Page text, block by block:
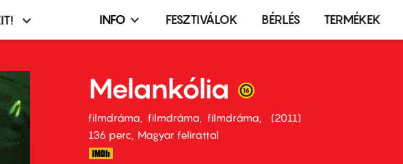
Infó,
terembérlés
menü
INFO FESZTIVÁLOK BÉRLÉS TERMÉKEK
Melankólia
filmdráma filmdráma filmdráma
2011
136 perc,
Magyar felirattal